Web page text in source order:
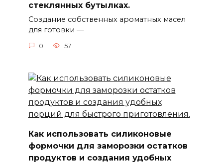
стеклянных бутылках.
Создание собственных ароматных масел
для готовки —
0 57
Как использовать силиконовые
формочки для заморозки остатков
продуктов и создания удобных